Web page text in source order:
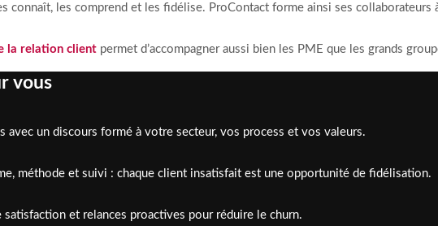
connaît, les comprend et les fidélise. ProContact forme ainsi ses
la relation client permet d’accompagner aussi bien les PME que les grands
vous
avec un discours formé à votre secteur, vos process et vos valeurs.
méthode et suivi : chaque client insatisfait est une opportunité de fidélisation.
satisfaction et relances proactives pour réduire le churn.